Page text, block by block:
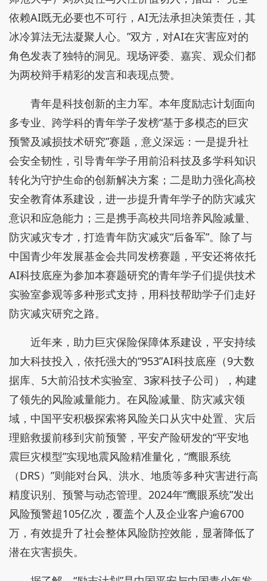
依赖AI既无必要也不可行，AI无法承担决策责任，其
冰冷算法无法凝聚人心。”双方，对AI在灾害应对的
角色发表了独特的洞见。现场评委、嘉宾、观众们都
为两校辩手精彩的发言和表现点赞。
青年是科技创新的主力军。本年度励志计划面向
多专业、跨学科的青年学子发榜“基于多模态的巨灾
预警及减损技术研究”赛题，意义深远：一是提升社
会安全韧性，引导青年学子用前沿科技及多学科知识
转化为守护生命的创新解决方案；二是助力强化高校
安全教育体系建设，进一步提升青年学子的防灾减灾
意识和应急能力；三是携手高校共同培养风险减量、
防灾减灾专才，打造青年防灾减灾“后备军”。除了与
中国青少年发展基金会共同发榜赛题，平安还将依托
AI科技底座为参加本赛题研究的青年学子们提供技术
实验室参观等多种形式支持，用科技帮助学子们走好
防灾减灾研究之路。
近年来，助力巨灾保险保障体系建设，平安持续
加大科技投入，依托强大的“953”AI科技底座（9大数
据库、5大前沿技术实验室、3家科技子公司），构建
了领先的风险减量能力。在风险减量、防灾减灾领
域，中国平安积极探索将风险关口从灾中处置、灾后
理赔救援前移到灾前预警，平安产险研发的“平安地
震巨灾模型”实现地震风险精准量化，“鹰眼系统
（DRS）”则能对台风、洪水、地质等多种灾害进行高
精度识别、预警与动态管理。2024年“鹰眼系统”发出
风险预警超105亿次，覆盖个人及企业客户逾6700
万，有效提升了社会整体风险防控效能，显著降低了
潜在灾害损失。